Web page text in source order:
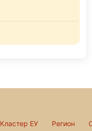
Кластер ЕУ Регион